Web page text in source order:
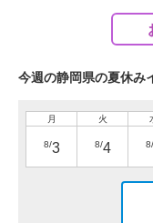
今週の静岡県の夏休み
月
8/3
火
8/4 8/